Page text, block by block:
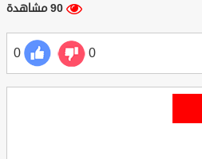
90 مشاهدة
0
0